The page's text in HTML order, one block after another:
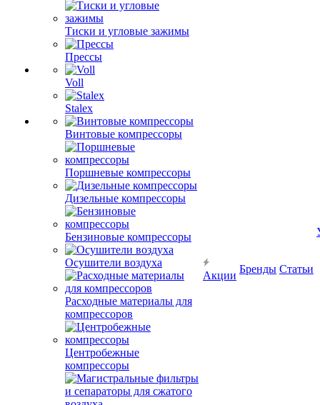
Тиски и угловые зажимы
Прессы
Voll
Stalex
Винтовые компрессоры
Поршневые компрессоры
Дизельные компрессоры
Бензиновые компрессоры
Осушители воздуха
Расходные материалы для
компрессоров
Центробежные
компрессоры
Акции
Бренды Статьи